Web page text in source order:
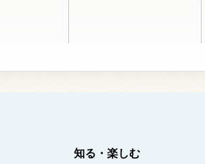
知る・楽しむ